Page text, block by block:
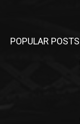
POPULAR POSTS